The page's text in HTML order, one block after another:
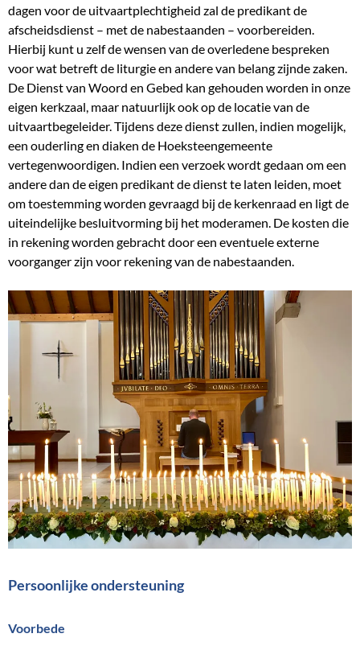
dagen voor de uitvaartplechtigheid zal de predikant de
afscheidsdienst – met de nabestaanden – voorbereiden.
Hierbij kunt u zelf de wensen van de overledene bespreken
voor wat betreft de liturgie en andere van belang zijnde zaken.
De Dienst van Woord en Gebed kan gehouden worden in onze
eigen kerkzaal, maar natuurlijk ook op de locatie van de
uitvaartbegeleider. Tijdens deze dienst zullen, indien mogelijk,
een ouderling en diaken de Hoeksteengemeente
vertegenwoordigen. Indien een verzoek wordt gedaan om een
andere dan de eigen predikant de dienst te laten leiden, moet
om toestemming worden gevraagd bij de kerkenraad en ligt de
uiteindelijke besluitvorming bij het moderamen. De kosten die
in rekening worden gebracht door een eventuele externe
voorganger zijn voor rekening van de nabestaanden.
Persoonlijke ondersteuning
Voorbede